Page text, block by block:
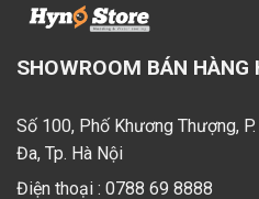
SHOWROOM BÁN HÀNG
Số 100, Phố Khương Thượng,
Đa, Tp. Hà Nội
Điện thoại : 0788 69 8888